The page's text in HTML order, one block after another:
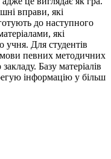
вправи, які
до наступного
які
учня. Для студентів
певних методичних
Базу матеріалів
інформацію у більш